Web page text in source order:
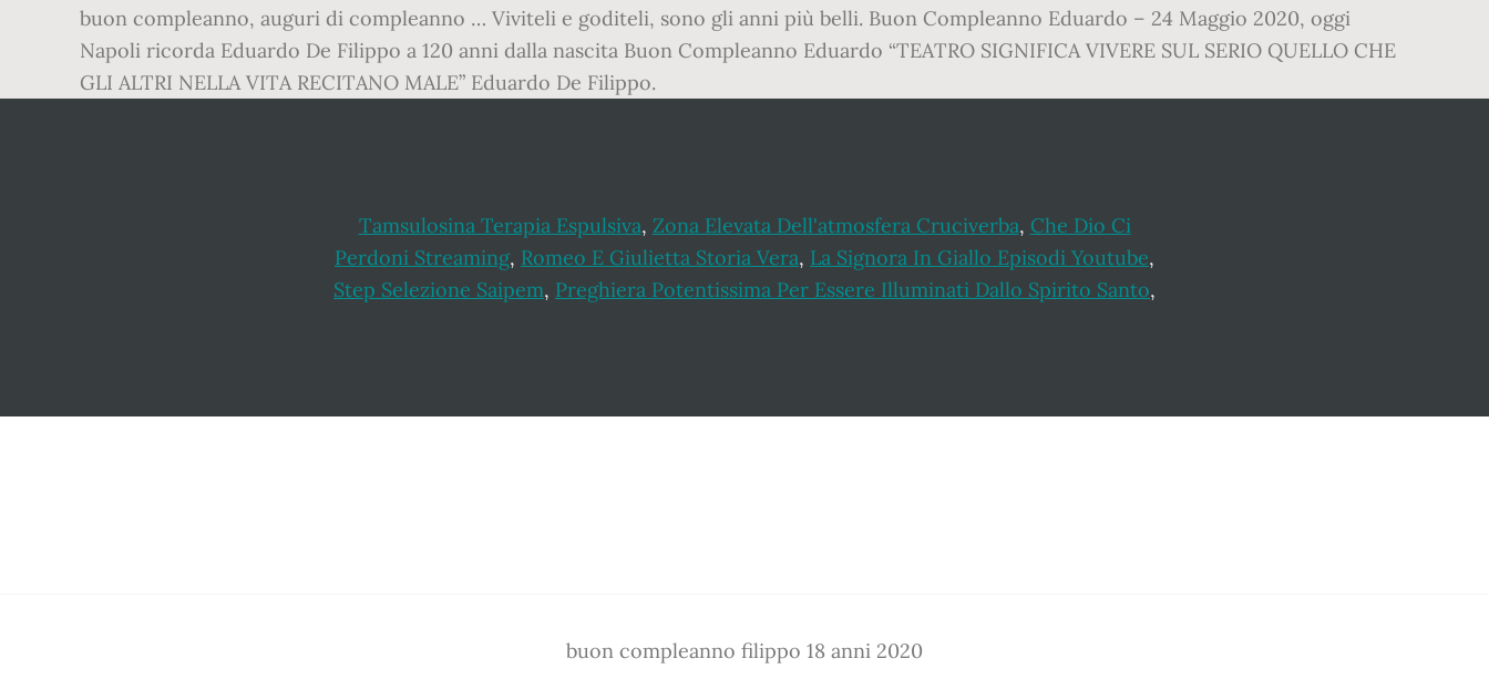
buon compleanno, auguri di compleanno … Viviteli e goditeli, sono gli anni più belli. Buon Compleanno Eduardo – 24 Maggio 2020, oggi
Napoli ricorda Eduardo De Filippo a 120 anni dalla nascita Buon Compleanno Eduardo “TEATRO SIGNIFICA VIVERE SUL SERIO QUELLO CHE
GLI ALTRI NELLA VITA RECITANO MALE” Eduardo De Filippo.
Tamsulosina Terapia Espulsiva, Zona Elevata Dell'atmosfera Cruciverba, Che Dio Ci
Perdoni Streaming, Romeo E Giulietta Storia Vera, La Signora In Giallo Episodi Youtube,
Step Selezione Saipem, Preghiera Potentissima Per Essere Illuminati Dallo Spirito Santo,
buon compleanno filippo 18 anni 2020